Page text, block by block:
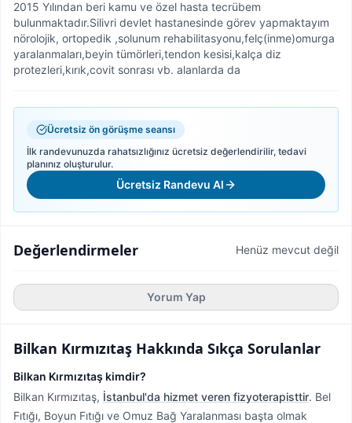
2015 Yılından beri kamu ve özel hasta tecrübem
bulunmaktadır.Silivri devlet hastanesinde görev yapmaktayım
nörolojik, ortopedik ,solunum rehabilitasyonu,felç(inme)omurga
yaralanmaları,beyin tümörleri,tendon kesisi,kalça diz
protezleri,kırık,covit sonrası vb. alanlarda da
Ücretsiz ön görüşme seansı
İlk randevunuzda rahatsızlığınız ücretsiz değerlendirilir, tedavi
planınız oluşturulur.
Ücretsiz Randevu Al
Değerlendirmeler Henüz mevcut değil
Yorum Yap
Bilkan Kırmızıtaş Hakkında Sıkça Sorulanlar
Bilkan Kırmızıtaş kimdir?
Bilkan Kırmızıtaş, İstanbul'da hizmet veren fizyoterapisttir. Bel
Fıtığı, Boyun Fıtığı ve Omuz Bağ Yaralanması başta olmak